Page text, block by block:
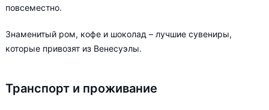
повсеместно.
Знаменитый ром, кофе и шоколад – лучшие сувениры,
которые привозят из Венесуэлы.
Транспорт и проживание